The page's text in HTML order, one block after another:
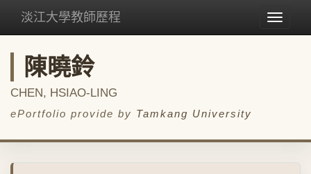
Toggle
淡江大學教師歷程
陳曉鈴
CHEN, HSIAO-LING
ePortfolio provide by Tamkang University